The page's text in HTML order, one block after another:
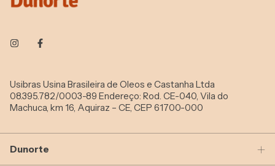
Usibras Usina Brasileira de Oleos e Castanha Ltda
08.395.782/0003-89 Endereço: Rod. CE-040, Vila do
Machuca, km 16, Aquiraz – CE, CEP 61700-000
Dunorte